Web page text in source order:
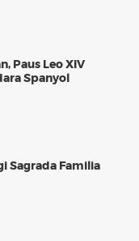
Paus Leo XIV
Spanyol
Sagrada Familia